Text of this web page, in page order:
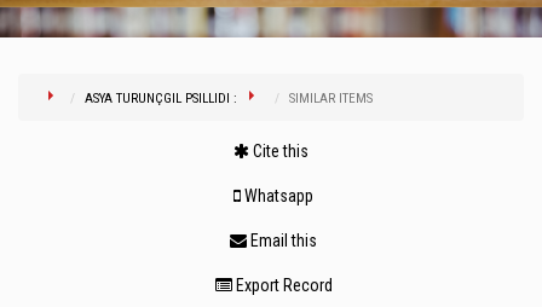
ASYA TURUNÇGIL PSILLIDI : SIMILAR ITEMS
Cite this
Whatsapp
Email this
Export Record